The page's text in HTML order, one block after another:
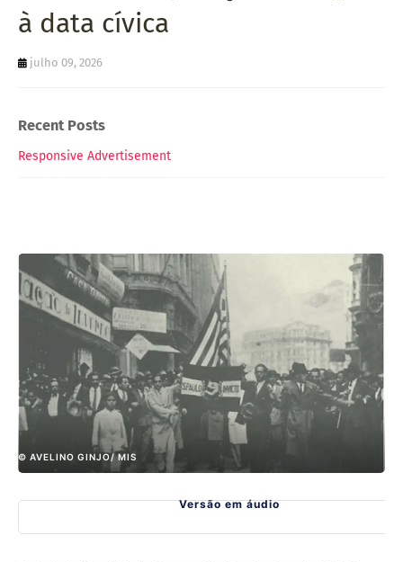
à data cívica
julho 09, 2026
Recent Posts
Responsive Advertisement
© AVELINO GINJO/ MIS
Versão em áudio